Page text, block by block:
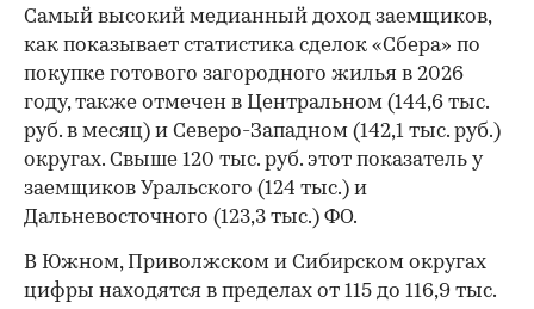
Самый высокий медианный доход заемщиков,
как показывает статистика сделок «Сбера» по
покупке готового загородного жилья в 2026
году, также отмечен в Центральном (144,6 тыс.
руб. в месяц) и Северо-Западном (142,1 тыс. руб.)
округах. Свыше 120 тыс. руб. этот показатель у
заемщиков Уральского (124 тыс.) и
Дальневосточного (123,3 тыс.) ФО.
В Южном, Приволжском и Сибирском округах
цифры находятся в пределах от 115 до 116,9 тыс.